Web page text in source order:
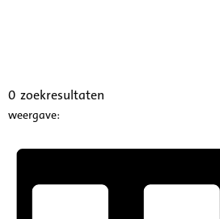
0 zoekresultaten
weergave: